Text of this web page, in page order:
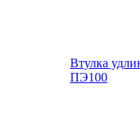
Втулка
ПЭ100